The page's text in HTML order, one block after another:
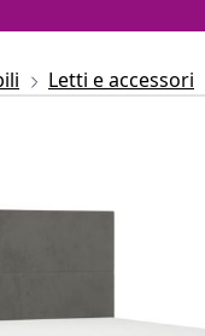
Letti e accessori